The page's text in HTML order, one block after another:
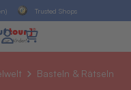
Trusted Shops
Basteln & Rätseln